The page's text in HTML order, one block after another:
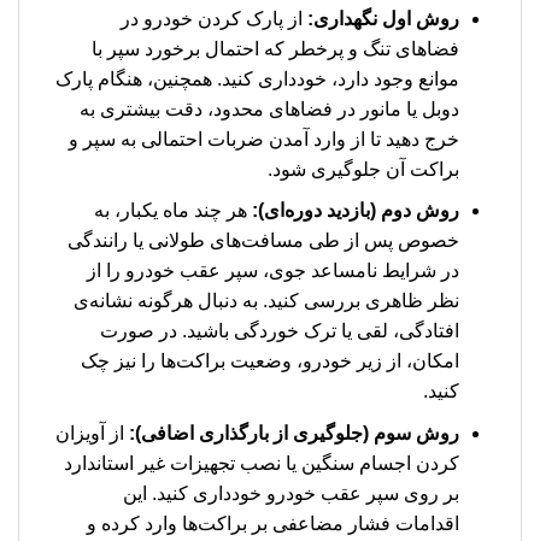
روش اول نگهداری: از پارک کردن خودرو در
فضاهای تنگ و پرخطر که احتمال برخورد سپر با
موانع وجود دارد، خودداری کنید. همچنین، هنگام پارک
دوبل یا مانور در فضاهای محدود، دقت بیشتری به
خرج دهید تا از وارد آمدن ضربات احتمالی به سپر و
براکت آن جلوگیری شود.
روش دوم (بازدید دوره‌ای): هر چند ماه یکبار، به
خصوص پس از طی مسافت‌های طولانی یا رانندگی
در شرایط نامساعد جوی، سپر عقب خودرو را از
نظر ظاهری بررسی کنید. به دنبال هرگونه نشانه‌ی
افتادگی، لقی یا ترک خوردگی باشید. در صورت
امکان، از زیر خودرو، وضعیت براکت‌ها را نیز چک
کنید.
روش سوم (جلوگیری از بارگذاری اضافی): از آویزان
کردن اجسام سنگین یا نصب تجهیزات غیر استاندارد
بر روی سپر عقب خودرو خودداری کنید. این
اقدامات فشار مضاعفی بر براکت‌ها وارد کرده و